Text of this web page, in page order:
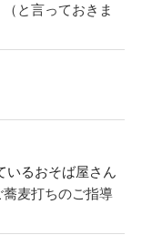
と言っておきま
いるおそば屋さん
麦打ちのご指導